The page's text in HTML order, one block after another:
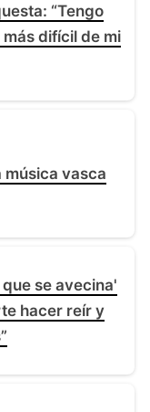
“Tengo
difícil de mi
música vasca
se avecina'
hacer reír y